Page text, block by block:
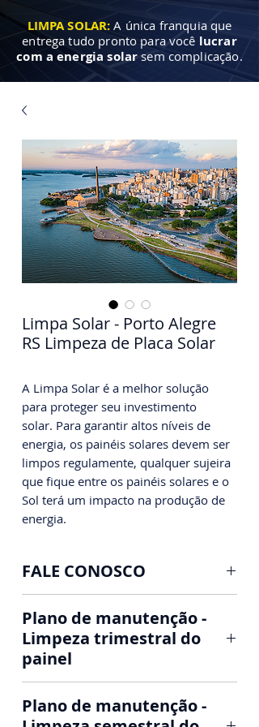
LIMPA SOLAR:A única franquia que
entrega tudo pronto para você lucrar
com a energia solar sem complicação.
Limpa Solar - Porto Alegre
RS Limpeza de Placa Solar
A Limpa Solar é a melhor solução
para proteger seu investimento
solar. Para garantir altos níveis de
energia, os painéis solares devem ser
limpos regulamente, qualquer sujeira
que fique entre os painéis solares e o
Sol terá um impacto na produção de
energia.
FALE CONOSCO
Painéis Solares Fotovoltaicos
Nossa limpeza, sua economia!
📱AGENDE SEU HORÁRIO ⤵️
WHATSAPP: (31) 97329-5479
Plano de manutenção -
Limpeza trimestral do
painel
solar
Plano de manutenção -